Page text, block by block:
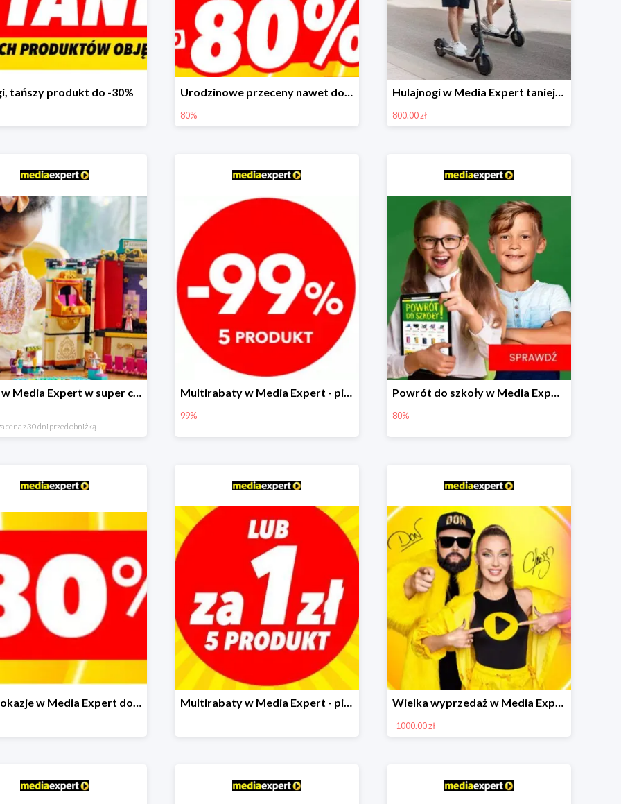
tańszy produkt do -30% Urodzinowe przeceny nawet do -80%
80%
Hulajnogi w Media Expert taniej nawet o 800zł!
800.00 zł
LEGO w Media Expert w super cenach!
cena z 30 dni przed obniżką
Multirabaty w Media Expert - piąty produkt -99%!
99%
Powrót do szkoły w Media Expert do -80%
80%
Mega okazje w Media Expert do -80% Multirabaty w Media Expert - piąty produkt za 1 zł Wielka wyprzedaż w Media Expert do -1000 zł
-1000.00 zł